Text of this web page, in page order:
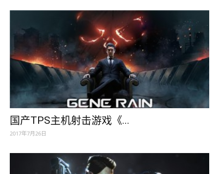
国产TPS主机射击游戏《...
2017年7月26日